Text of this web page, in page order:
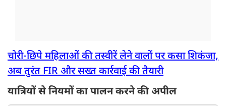
चोरी-छिपे महिलाओं की तस्वीरें लेने वालों पर कसा शिकंजा,
अब तुरंत FIR और सख्त कार्रवाई की तैयारी
यात्रियों से नियमों का पालन करने की अपील